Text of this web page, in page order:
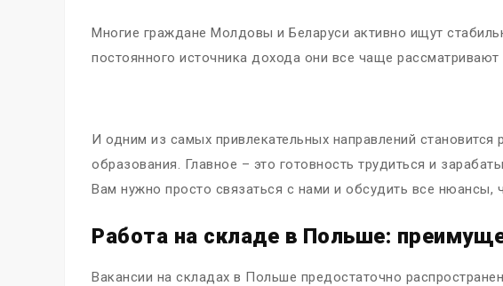
Многие граждане Молдовы и Беларуси активно ищут
постоянного источника дохода они все чаще рассматривают
И одним из самых привлекательных направлений
образования. Главное – это готовность трудиться и
Вам нужно просто связаться с нами и обсудить все нюансы,
Работа на складе в Польше:
Вакансии на складах в Польше предостаточно